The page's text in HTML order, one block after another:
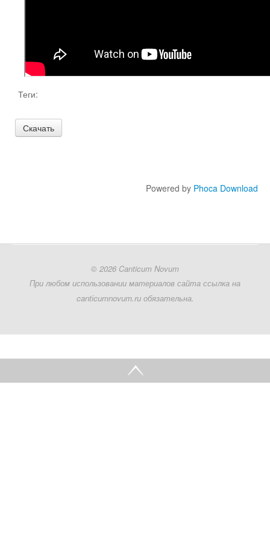
Теги:
Powered by Phoca Download
© 2026 Canticum Novum
При любом использовании материалов сайта ссылка на
canticumnovum.ru обязательна.